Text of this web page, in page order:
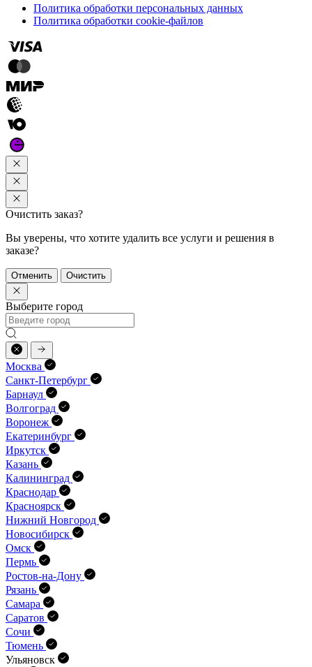
Политика обработки персональных данных
Политика обработки cookie-файлов
Очистить заказ?
Вы уверены, что хотите удалить все услуги и решения в
заказе?
Отменить Очистить
Выберите город
Москва
Санкт-Петербург
Барнаул
Волгоград
Воронеж
Екатеринбург
Иркутск
Казань
Калининград
Краснодар
Красноярск
Нижний Новгород
Новосибирск
Омск
Пермь
Ростов-на-Дону
Рязань
Самара
Саратов
Сочи
Тюмень
Ульяновск